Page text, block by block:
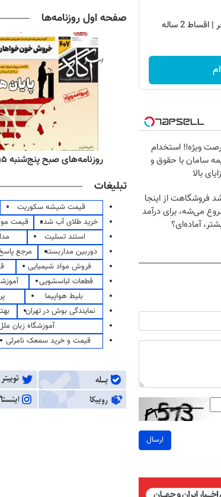
ویژه‼️ استخدام
سامان با حقوق و
بالا
فروشگاهت از اینجا
می‌شه، برای درآمد
آماده‌ای؟
ارسال
صفحه اول روزنامه‌ها
۱۵ مرداد ۱۴۰۵ روزنامه‌های صبح پنج‌شنبه ۱۵ مرداد ۱۴۰۵
تبلیغات
قیمت شیشه سکوریت
خرید طلای آب شده
قیمت
استند تسلیت
دوربین مداربسته
مرجع
فروش مواد شیمیایی
قطعات لباسشویی
بلیط هواپیما
نمایندگی بوش در تهران
آموزشگاه زبان
قیمت و خرید سمعک نامرئی